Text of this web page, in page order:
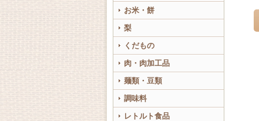
お米・餅
梨
くだもの
肉・肉加工品
麺類・豆類
調味料
レトルト食品